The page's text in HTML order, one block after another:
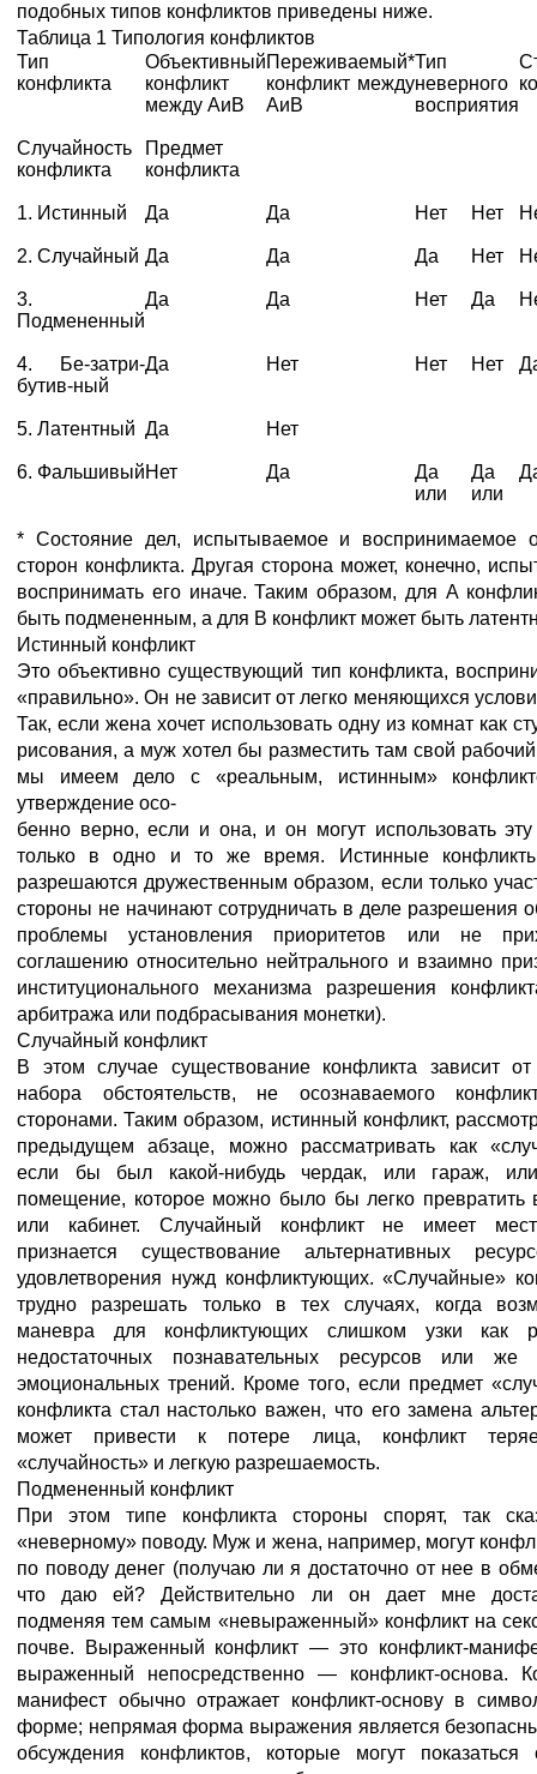
подобных типов конфликтов приведены ниже.
Таблица 1 Типология конфликтов
Тип
конфликта
Объективный
конфликт
между АиВ
Переживаемый*
конфликт между
АиВ
Тип
неверного
восприятия
Случайность
конфликта
Предмет
конфликта
1. Истинный Да Да Нет Нет
2. Случайный Да Да Да Нет
3.
Подмененный
Да Да Нет Да
4. Бе-затри-
бутив-ный
Да Нет Нет Нет
5. Латентный Да Нет
6. ФальшивыйНет Да
Да
или
Да
или
* Состояние дел, испытываемое и воспринимаемое
сторон конфликта. Другая сторона может, конечно,
воспринимать его иначе. Таким образом, для А
быть подмененным, а для В конфликт может быть
Истинный конфликт
Это объективно существующий тип конфликта,
«правильно». Он не зависит от легко меняющихся
Так, если жена хочет использовать одну из комнат как
рисования, а муж хотел бы разместить там свой рабочий
мы имеем дело с «реальным, истинным»
утверждение осо-
бенно верно, если и она, и он могут использовать эту
только в одно и то же время. Истинные
разрешаются дружественным образом, если только
стороны не начинают сотрудничать в деле разрешения
проблемы установления приоритетов или не
соглашению относительно нейтрального и взаимно
институционального механизма разрешения
арбитража или подбрасывания монетки).
Случайный конфликт
В этом случае существование конфликта зависит от
набора обстоятельств, не осознаваемого
сторонами. Таким образом, истинный конфликт,
предыдущем абзаце, можно рассматривать как
если бы был какой-нибудь чердак, или гараж,
помещение, которое можно было бы легко превратить
или кабинет. Случайный конфликт не имеет
признается существование альтернативных
удовлетворения нужд конфликтующих. «Случайные»
трудно разрешать только в тех случаях, когда
маневра для конфликтующих слишком узки как
недостаточных познавательных ресурсов или же
эмоциональных трений. Кроме того, если предмет
конфликта стал настолько важен, что его замена
может привести к потере лица, конфликт
«случайность» и легкую разрешаемость.
Подмененный конфликт
При этом типе конфликта стороны спорят, так
«неверному» поводу. Муж и жена, например, могут
по поводу денег (получаю ли я достаточно от нее в
что даю ей? Действительно ли он дает мне
подменяя тем самым «невыраженный» конфликт на
почве. Выраженный конфликт — это конфликт-
выраженный непосредственно — конфликт-основа.
манифест обычно отражает конфликт-основу в
форме; непрямая форма выражения является
обсуждения конфликтов, которые могут показаться